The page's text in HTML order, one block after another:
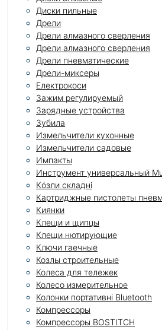
Диски пильные
Дрели
Дрели алмазного сверления
Дрели алмазного сверления
Дрели пневматические
Дрели-миксеры
Електрокоси
Зажим регулируемый
Зарядные устройства
Зубила
Измельчители кухонные
Измельчители садовые
Импакты
Инструмент универсальный
Кόзли складні
Картриджные пистолеты
Киянки
Клещи и щипцы
Клещи нютирующие
Ключи гаечные
Козлы строительные
Колеса для тележек
Колесо измерительное
Колонки портативні Bluetooth
Компрессоры
Компрессоры BOSTITCH